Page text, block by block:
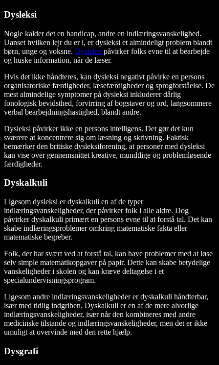
Dysleksi
Nogle kalder det en handicap, andre en indlæringsvanskelighed.
Uanset hvilken lejr du er i, er dysleksi et almindeligt problem blandt
børn, unge og voksne. Dysleksi påvirker folks evne til at bearbejde
og huske information, når de læser.
Hvis det ikke håndteres, kan dysleksi negativt påvirke en persons
organisatoriske færdigheder, læsefærdigheder og sprogforståelse. De
mest almindelige symptomer på dysleksi inkluderer dårlig
fonologisk bevidsthed, forvirring af bogstaver og ord, langsommere
verbal bearbejdningshastighed, blandt andre.
Dysleksi påvirker ikke en persons intelligens. Det gør det kun
sværere at koncentrere sig om læsning og skrivning. Faktisk
bemærker den britiske dysleksiforening, at personer med dysleksi
kan vise over gennemsnittet kreative, mundtlige og problemløsende
færdigheder.
Dyskalkuli
Ligesom dysleksi er dyskalkuli en af de typer
indlæringsvanskeligheder, der påvirker folk i alle aldre. Dog
påvirker dyskalkuli primært en persons evne til at forstå tal. Det kan
skabe indlæringsproblemer omkring matematiske fakta eller
matematiske begreber.
Folk, der har svært ved at forstå tal, kan have problemer med at løse
selv simple matematikopgaver på papir. Dette kan skabe betydelige
vanskeligheder i skolen og kan kræve deltagelse i et
specialundervisningsprogram.
Ligesom andre indlæringsvanskeligheder er dyskalkuli håndterbar,
især med tidlig indgriben. Dyskalkuli er en af de mere alvorlige
indlæringsvanskeligheder, især når den kombineres med andre
medicinske tilstande og indlæringsvanskeligheder, men det er ikke
umuligt at overvinde med den rette hjælp.
Dysgrafi